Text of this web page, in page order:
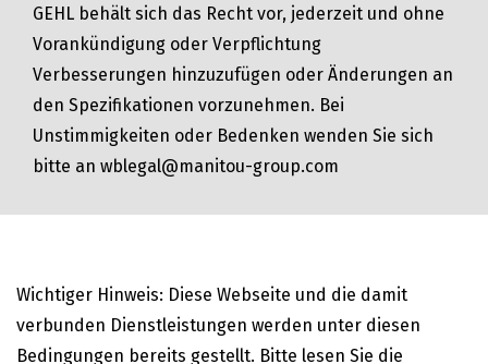
GEHL behält sich das Recht vor, jederzeit und ohne
Vorankündigung oder Verpflichtung
Verbesserungen hinzuzufügen oder Änderungen an
den Spezifikationen vorzunehmen. Bei
Unstimmigkeiten oder Bedenken wenden Sie sich
bitte an wblegal@manitou-group.com
Wichtiger Hinweis: Diese Webseite und die damit
verbunden Dienstleistungen werden unter diesen
Bedingungen bereits gestellt. Bitte lesen Sie die